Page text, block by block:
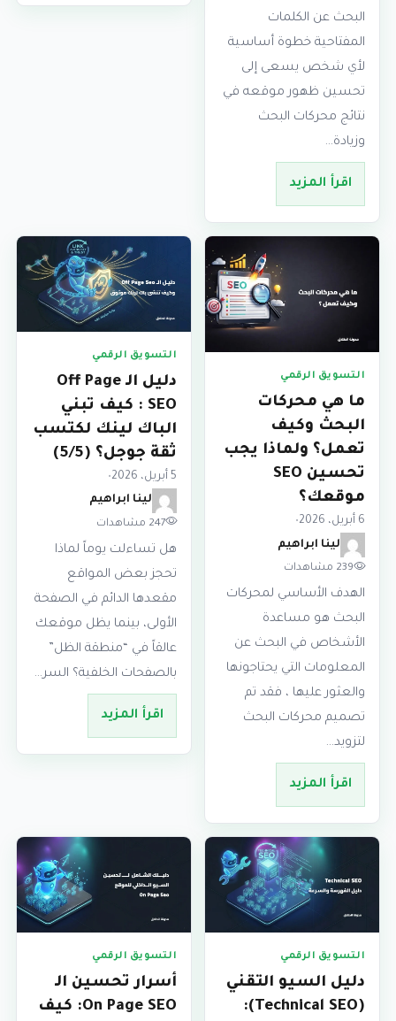
البحث عن الكلمات
المفتاحية خطوة أساسية
لأي شخص يسعى إلى
تحسين ظهور موقعه في
نتائج محركات البحث
وزيادة…
اقرأ المزيد
التسويق الرقمي
ما هي محركات
البحث وكيف
تعمل؟ ولماذا يجب
تحسين SEO
موقعك؟
6 أبريل، 2026
•
لينا ابراهيم
239 مشاهدات
الهدف الأساسي لمحركات
البحث هو مساعدة
الأشخاص في البحث عن
المعلومات التي يحتاجونها
والعثور عليها ، فقد تم
تصميم محركات البحث
لتزويد…
اقرأ المزيد
التسويق الرقمي
دليل الـ Off Page
SEO : كيف تبني
الباك لينك لكتسب
ثقة جوجل؟ (5/5)
5 أبريل، 2026
•
لينا ابراهيم
247 مشاهدات
هل تساءلت يوماً لماذا
تحجز بعض المواقع
مقعدها الدائم في الصفحة
الأولى، بينما يظل موقعك
عالقاً في “منطقة الظل”
بالصفحات الخلفية؟ السر…
اقرأ المزيد
التسويق الرقمي
دليل السيو التقني
(Technical SEO):
التسويق الرقمي
أسرار تحسين الـ
On Page SEO: كيف